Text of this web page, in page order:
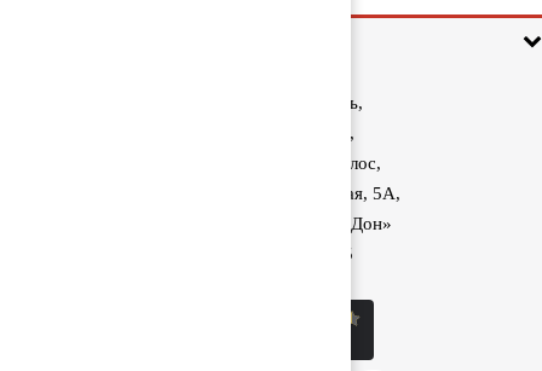
Ростовская область,
Аксайский район,
поселок Красный Колос,
улица Производственная, 5А,
1040 км трассы М-4 «Дон»
8 (800) 222-60-05